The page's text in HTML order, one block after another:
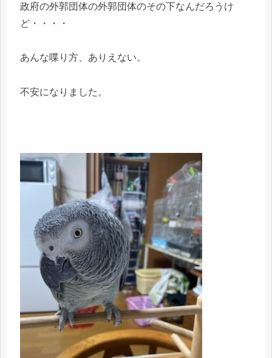
政府の外郭団体の外郭団体のその下なんだろうけ
ど・・・・
あんな喋り方、ありえない。
不安になりました。